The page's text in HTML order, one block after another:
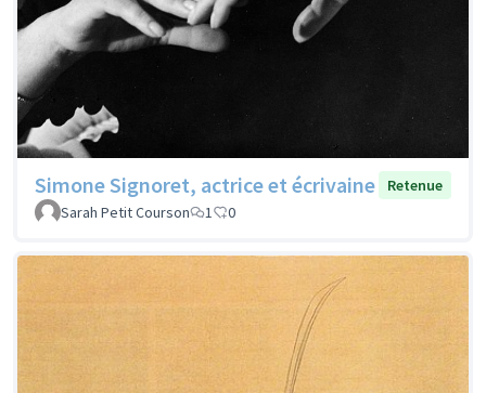
Simone Signoret, actrice et écrivaine
Retenue
Sarah Petit Courson
1 0